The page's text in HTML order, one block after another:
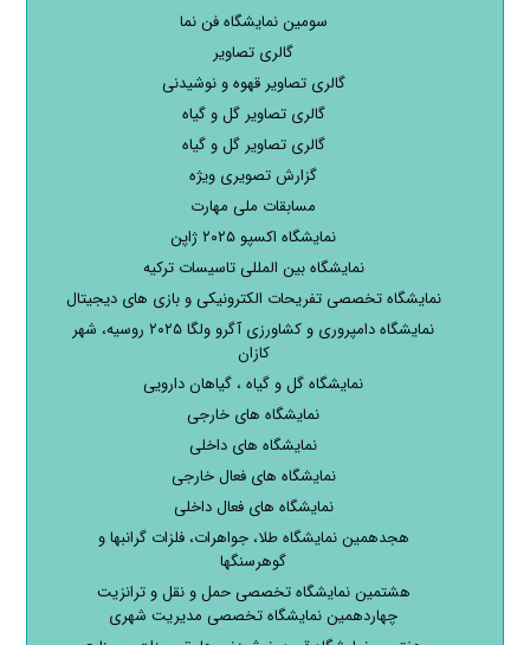
سومین نمایشگاه فن نما
گالری تصاویر
گالری تصاویر قهوه و نوشیدنی
گالری تصاویر گل و گیاه
گالری تصاویر گل و گیاه
گزارش تصویری ویژه
مسابقات ملی مهارت
نمایشگاه اکسپو ۲۰۲۵ ژاپن
نمایشگاه بین المللی تاسیسات ترکیه
نمایشگاه تخصصی تفریحات الکترونیکی و بازی های دیجیتال
نمایشگاه دامپروری و کشاورزی آگرو ولگا ۲۰۲۵ روسیه، شهر
کازان
نمایشگاه گل و گیاه ، گیاهان دارویی
نمایشگاه های خارجی
نمایشگاه های داخلی
نمایشگاه های فعال خارجی
نمایشگاه های فعال داخلی
هجدهمین نمایشگاه طلا، جواهرات، فلزات گرانبها و
گوهرسنگها
هشتمین نمایشگاه تخصصی حمل و نقل و ترانزیت
چهاردهمین نمایشگاه تخصصی مدیریت شهری